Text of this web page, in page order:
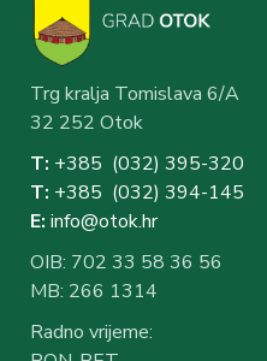
Trg kralja Tomislava 6/A
32 252 Otok
T: +385 (032) 395-320
T: +385 (032) 394-145
E: info@otok.hr
OIB: 702 33 58 36 56
MB: 266 1314
Radno vrijeme: